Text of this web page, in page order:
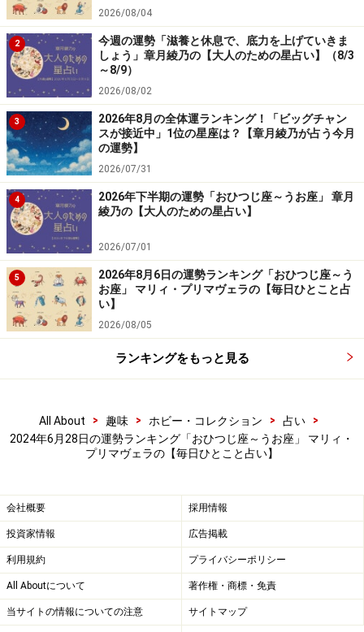
う。
＞【今週の運勢】を見る
7位：てんびん座／天秤座（9月23日～10月
23日生まれ）
2024年6月28日の運勢「てんびん座」
第一印象の良し悪しが明暗を分けそう。清潔そうな服を
選んで。
＞【今週の運勢】を見る
6位：みずがめ座／水瓶座（1月20日～2月
2026/08/04
2
今週の運勢「滋養と休息で、底力を上げていきま
しょう」章月綾乃の【大人のための星占い】（8/3
～8/9）
2026/08/02
3
2026年8月の全体運ランキング！「ビッグチャン
スが接近中」1位の星座は？【章月綾乃が占う今月
の運勢】
2026/07/31
4
2026年下半期の運勢「おひつじ座～うお座」 章月
綾乃の【大人のための星占い】
2026/07/01
5
2026年8月6日の運勢ランキング「おひつじ座～う
お座」 マリィ・プリマヴェラの【毎日ひとこと占
い】
2026/08/05
ランキングをもっと見る
All About > 趣味 > ホビー・コレクション > 占い
>
2024年6月28日の運勢ランキング「おひつじ座～うお座」 マリィ・
プリマヴェラの【毎日ひとこと占い】
会社概要 採用情報
投資家情報 広告掲載
利用規約 プライバシーポリシー
All Aboutについて 著作権・商標・免責
当サイトの情報についての注意 サイトマップ